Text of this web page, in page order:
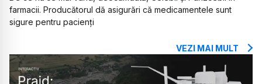
farmacii. Producătorul dă asigurări că medicamentele sunt
sigure pentru pacienți
VEZI MAI MULT